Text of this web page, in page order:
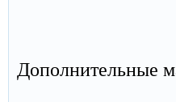
Дополнительные